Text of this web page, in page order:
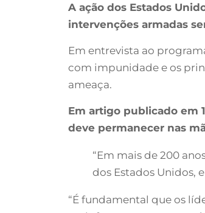
A ação dos Estados
intervenções armadas
Em entrevista ao
com impunidade e os
ameaça.
Em artigo publicado em
deve permanecer nas
“Em mais de 200
dos Estados Unidos,
“É fundamental que os